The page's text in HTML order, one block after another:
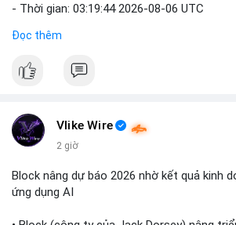
- Thời gian: 03:19:44 2026-08-06 UTC
Nhận định phân tích:
không xác định. Quy mô này nằm ở mức
khả năng tái phân bổ danh mục đầu tư
khoản cho các giao dịch OTC. Tâm lý thị
Lời khuyên cho nhà đầu tư nhỏ lẻ:
Đọc thêm
Vlike Wire
2 giờ
Block nâng dự báo 2026 nhờ kết quả kinh
ứng dụng AI